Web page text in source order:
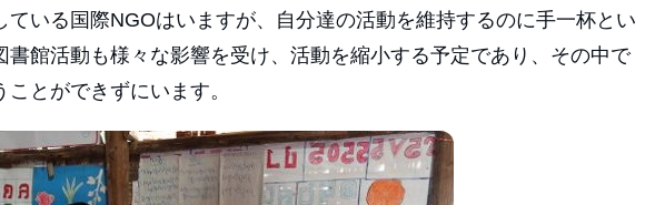
いる国際NGOはいますが、自分達の活動を維持するのに手一杯とい
書館活動も様々な影響を受け、活動を縮小する予定であり、その中で
とができずにいます。